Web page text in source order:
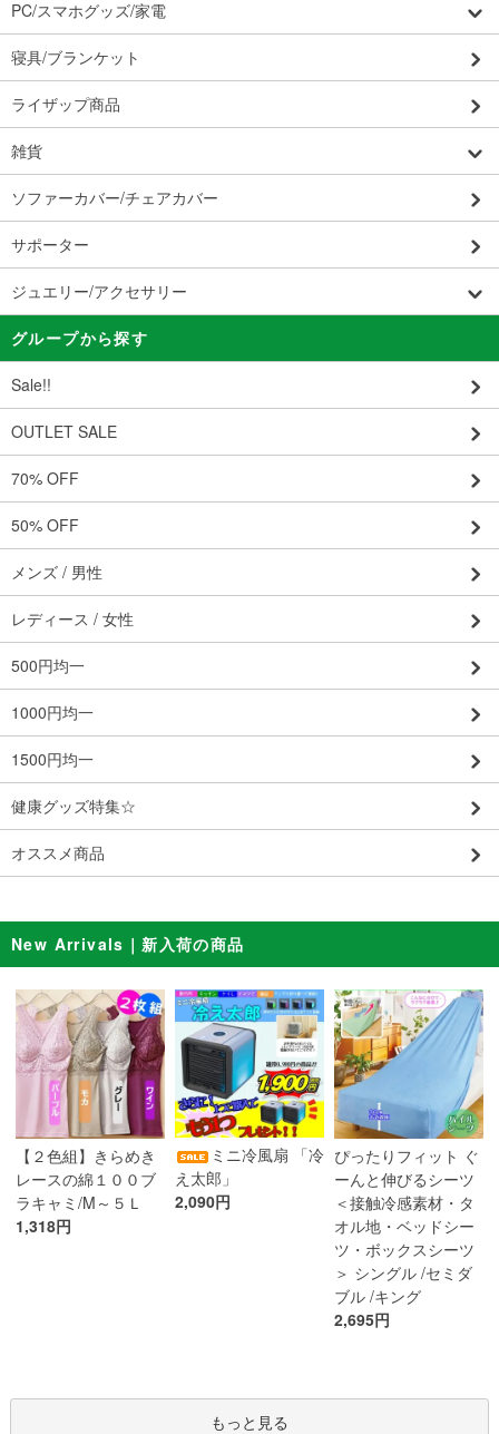
PC/スマホグッズ/家電
寝具/ブランケット
ライザップ商品
雑貨
ソファーカバー/チェアカバー
サポーター
ジュエリー/アクセサリー
グループから探す
Sale!!
OUTLET SALE
70% OFF
50% OFF
メンズ / 男性
レディース / 女性
500円均一
1000円均一
1500円均一
健康グッズ特集☆
オススメ商品
New Arrivals｜新入荷の商品
【２色組】きらめき
レースの綿１００ブ
ラキャミ/M～５Ｌ
1,318円
ミニ冷風扇 「冷
え太郎」
2,090円
ぴったりフィット ぐ
ーんと伸びるシーツ
＜接触冷感素材・タ
オル地・ベッドシー
ツ・ボックスシーツ
＞ シングル /セミダ
ブル /キング
2,695円
もっと見る